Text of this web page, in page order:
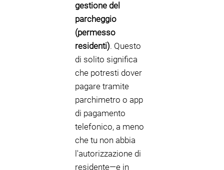
gestione del
parcheggio
(permesso
residenti). Questo
di solito significa
che potresti dover
pagare tramite
parchimetro o app
di pagamento
telefonico, a meno
che tu non abbia
l'autorizzazione di
residente—e in